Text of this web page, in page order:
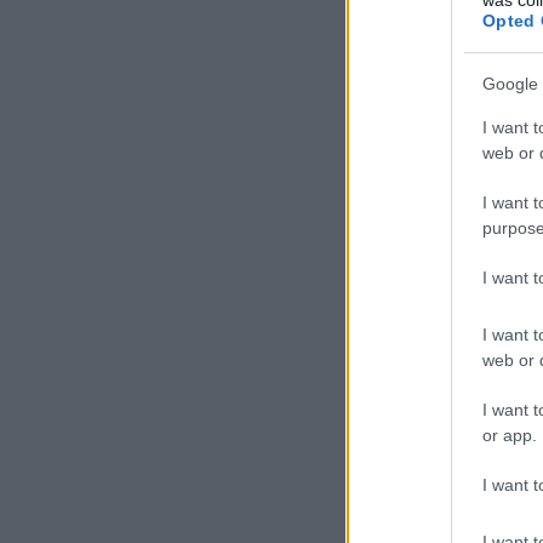
Opted
Google
I want
web or
I want
I want
I want
web or
I want
or app.
I want